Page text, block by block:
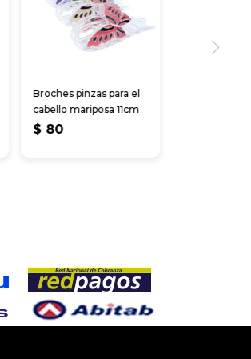
Broches pinzas para el
cabello mariposa 11cm
$ 80